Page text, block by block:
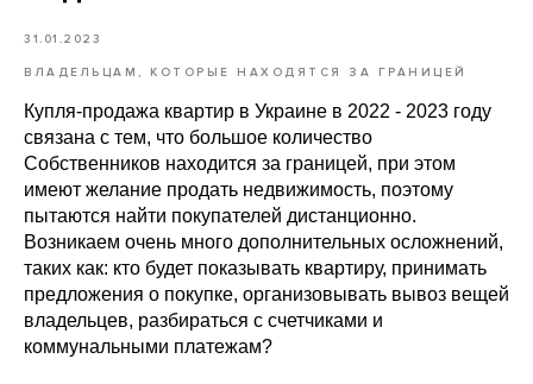
31.01.2023
ВЛАДЕЛЬЦАМ, КОТОРЫЕ НАХОДЯТСЯ ЗА ГРАНИЦЕЙ
Купля-продажа квартир в Украине в 2022 - 2023 году
связана с тем, что большое количество
Собственников находится за границей, при этом
имеют желание продать недвижимость, поэтому
пытаются найти покупателей дистанционно.
Возникаем очень много дополнительных осложнений,
таких как: кто будет показывать квартиру, принимать
предложения о покупке, организовывать вывоз вещей
владельцев, разбираться с счетчиками и
коммунальными платежам?